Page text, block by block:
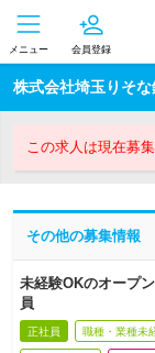
メニュー 会員登録
株式会社埼玉りそな
この求人は現在募
その他の募集情報
未経験OKのオープ
員
正社員 職種・業種未